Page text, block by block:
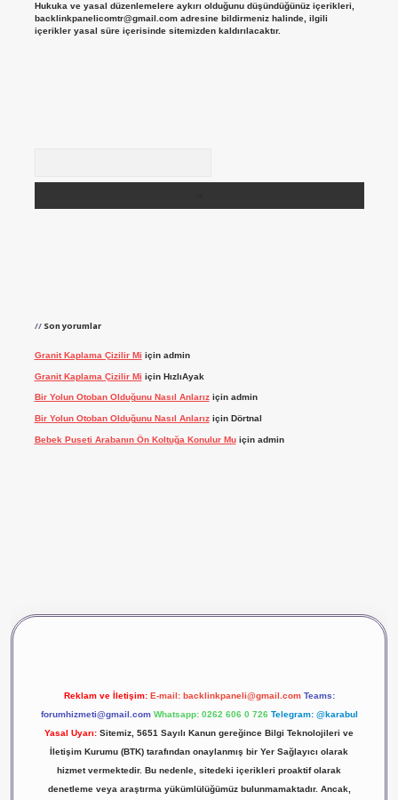
Hukuka ve yasal düzenlemelere aykırı olduğunu düşündüğünüz içerikleri,
backlinkpanelicomtr@gmail.comadresine bildirmeniz halinde, ilgili
içerikler yasal süre içerisinde sitemizden kaldırılacaktır.
Son yorumlar
Granit Kaplama Çizilir Mi için admin
Granit Kaplama Çizilir Mi için HızlıAyak
Bir Yolun Otoban Olduğunu Nasıl Anlarıziçin admin
Bir Yolun Otoban Olduğunu Nasıl Anlarıziçin Dörtnal
Bebek Puseti Arabanın Ön Koltuğa Konulur Muiçin admin
Reklam ve İletişim: E-mail: backlinkpaneli@gmail.com Teams:
forumhizmeti@gmail.com Whatsapp: 0262 606 0 726 Telegram: @karabul
Yasal Uyarı: Sitemiz, 5651 Sayılı Kanun gereğince Bilgi Teknolojileri ve
İletişim Kurumu (BTK) tarafından onaylanmış bir Yer Sağlayıcı olarak
hizmet vermektedir. Bu nedenle, sitedeki içerikleri proaktif olarak
denetleme veya araştırma yükümlülüğümüz bulunmamaktadır. Ancak,